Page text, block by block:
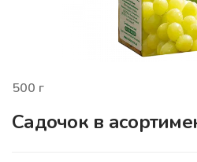
500 г
Садочок в